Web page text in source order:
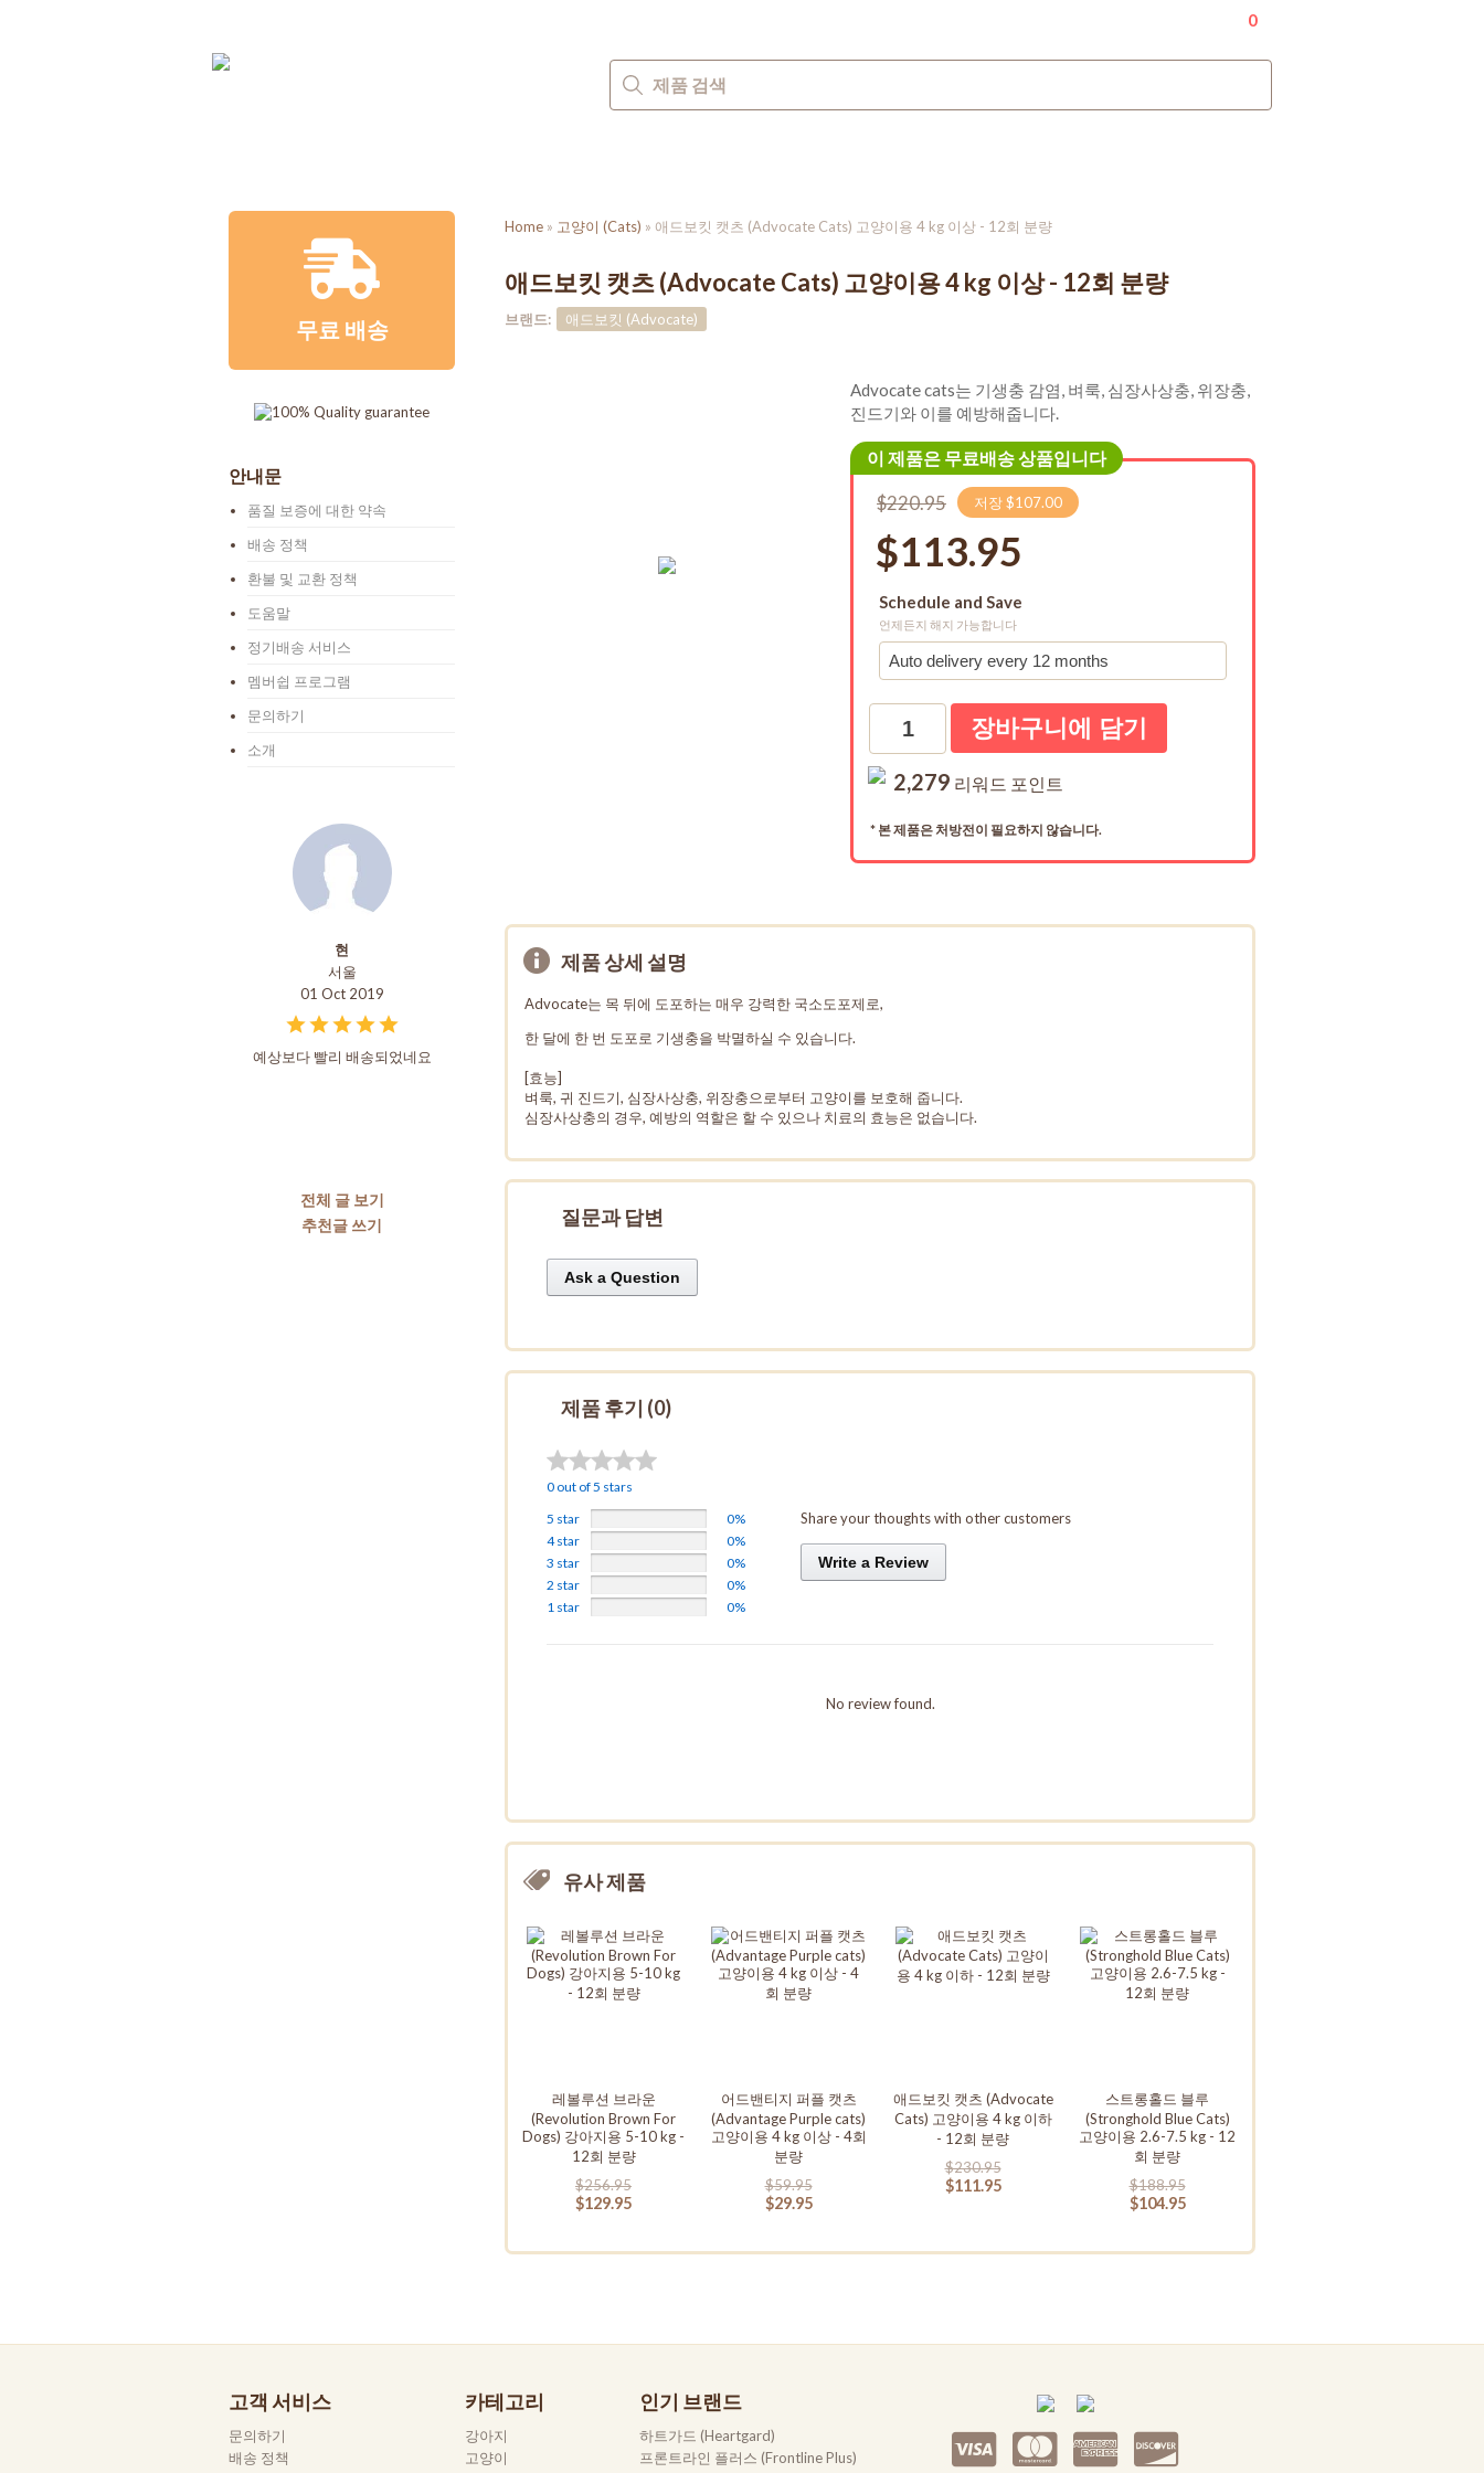
0
무료 배송
안내문
품질 보증에 대한 약속
배송 정책
환불 및 교환 정책
도움말
정기배송 서비스
멤버쉽 프로그램
문의하기
소개
현
서울
01 Oct 2019
예상보다 빨리 배송되었네요
전체 글 보기
추천글 쓰기
Home » 고양이 (Cats) » 애드보킷 캣츠 (Advocate Cats) 고양이용 4 kg 이상 - 12회 분량
애드보킷 캣츠 (Advocate Cats) 고양이용 4 kg 이상 - 12회 분량
브랜드: 애드보킷 (Advocate)
Advocate cats는 기생충 감염, 벼룩, 심장사상충, 위장충,
진드기와 이를 예방해줍니다.
이 제품은 무료배송 상품입니다
$220.95 저장 $107.00
$113.95
Schedule and Save
언제든지 해지 가능합니다
2,279 리워드 포인트
* 본 제품은 처방전이 필요하지 않습니다.
제품 상세 설명
Advocate는 목 뒤에 도포하는 매우 강력한 국소도포제로,
한 달에 한 번 도포로 기생충을 박멸하실 수 있습니다.
[효능]
벼룩, 귀 진드기, 심장사상충, 위장충으로부터 고양이를 보호해 줍니다.
심장사상충의 경우, 예방의 역할은 할 수 있으나 치료의 효능은 없습니다.
질문과 답변
Ask a Question
제품 후기 (0)
0 out of 5 stars
5 star
0%
4 star
0%
3 star
0%
2 star
0%
1 star
0%
Share your thoughts with other customers
Write a Review
No review found.
유사 제품
레볼루션 브라운
(Revolution Brown For
Dogs) 강아지용 5-10 kg -
12회 분량
$256.95
$129.95
어드밴티지 퍼플 캣츠
(Advantage Purple cats)
고양이용 4 kg 이상 - 4회
분량
$59.95
$29.95
애드보킷 캣츠 (Advocate
Cats) 고양이용 4 kg 이하
- 12회 분량
$230.95
$111.95
스트롱홀드 블루
(Stronghold Blue Cats)
고양이용 2.6-7.5 kg - 12
회 분량
$188.95
$104.95
고객 서비스
문의하기
배송 정책
카테고리
강아지
고양이
인기 브랜드
하트가드 (Heartgard)
프론트라인 플러스 (Frontline Plus)